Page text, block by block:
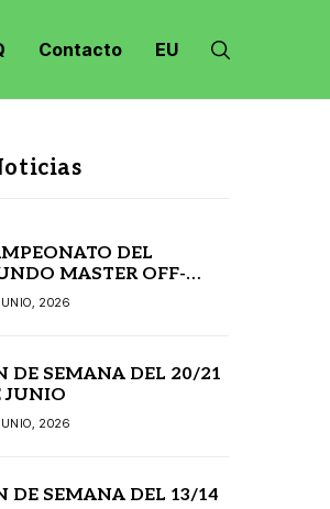
Contacto EU
DEL
MASTER OFF-
LAZNE
CHECA)
2026
DE SEMANA DEL 20/21
JUNIO
2026
DE SEMANA DEL 13/14